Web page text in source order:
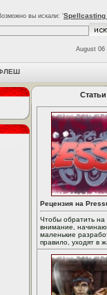
вы искали: 'Spellcasting
August 06
Статьи
Рецензия на
Чтобы обратить на
внимание,
маленькие
правило, уходят в